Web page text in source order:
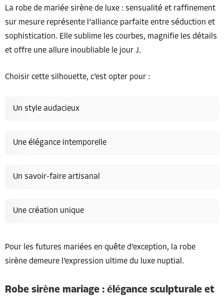
La robe de mariée sirène de luxe : sensualité et raffinement
sur mesure représente l’alliance parfaite entre séduction et
sophistication. Elle sublime les courbes, magnifie les détails
et offre une allure inoubliable le jour J.
Choisir cette silhouette, c’est opter pour :
Un style audacieux
Une élégance intemporelle
Un savoir-faire artisanal
Une création unique
Pour les futures mariées en quête d’exception, la robe
sirène demeure l’expression ultime du luxe nuptial.
Robe sirène mariage : élégance sculpturale et